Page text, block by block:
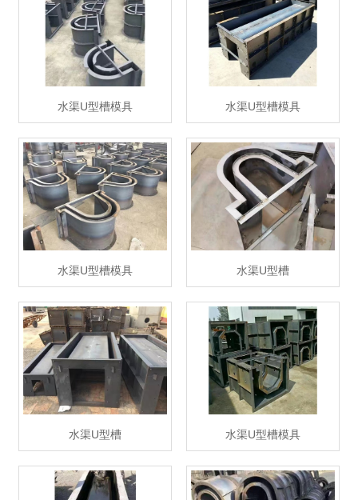
水渠U型槽模具 水渠U型槽模具
水渠U型槽模具 水渠U型槽
水渠U型槽 水渠U型槽模具